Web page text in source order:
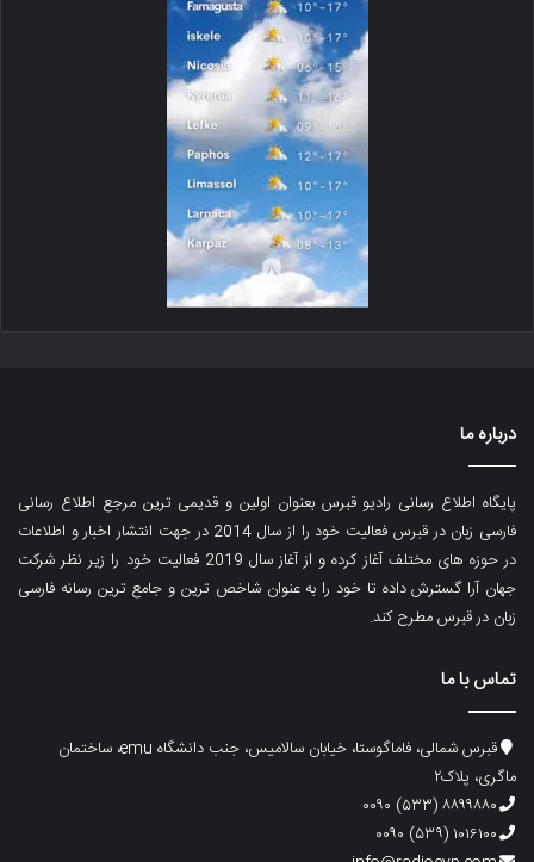
درباره ما
پایگاه اطلاع رسانی رادیو قبرس بعنوان اولین و قدیمی ترین مرجع اطلاع رسانی
فارسی زبان در قبرس فعالیت خود را از سال 2014 در جهت انتشار اخبار و اطلاعات
در حوزه های مختلف آغاز کرده و از آغاز سال 2019 فعالیت خود را زیر نظر شرکت
جهان آرا گسترش داده تا خود را به عنوان شاخص ترین و جامع ترین رسانه فارسی
زبان در قبرس مطرح کند.
تماس با ما
قبرس شمالی، فاماگوستا، خیابان سالامیس، جنب دانشگاه emu، ساختمان
ماگری، پلاک۲
۸۸۹۹۸۸۰ (۵۳۳) ۰۰۹۰
۱۰۱۶۱۰۰ (۵۳۹) ۰۰۹۰